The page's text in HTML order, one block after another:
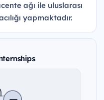
ağı ile uluslarası
yapmaktadır.